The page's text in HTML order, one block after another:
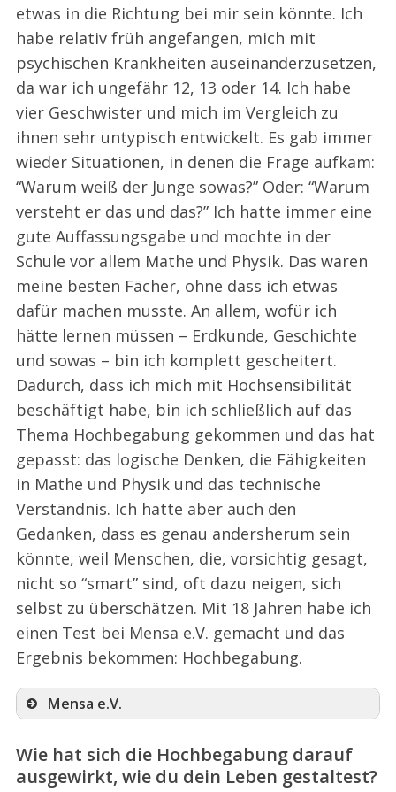
etwas in die Richtung bei mir sein könnte. Ich
habe relativ früh angefangen, mich mit
psychischen Krankheiten auseinanderzusetzen,
da war ich ungefähr 12, 13 oder 14. Ich habe
vier Geschwister und mich im Vergleich zu
ihnen sehr untypisch entwickelt. Es gab immer
wieder Situationen, in denen die Frage aufkam:
“Warum weiß der Junge sowas?” Oder: “Warum
versteht er das und das?” Ich hatte immer eine
gute Auffassungsgabe und mochte in der
Schule vor allem Mathe und Physik. Das waren
meine besten Fächer, ohne dass ich etwas
dafür machen musste. An allem, wofür ich
hätte lernen müssen – Erdkunde, Geschichte
und sowas – bin ich komplett gescheitert.
Dadurch, dass ich mich mit Hochsensibilität
beschäftigt habe, bin ich schließlich auf das
Thema Hochbegabung gekommen und das hat
gepasst: das logische Denken, die Fähigkeiten
in Mathe und Physik und das technische
Verständnis. Ich hatte aber auch den
Gedanken, dass es genau andersherum sein
könnte, weil Menschen, die, vorsichtig gesagt,
nicht so “smart” sind, oft dazu neigen, sich
selbst zu überschätzen. Mit 18 Jahren habe ich
einen Test bei Mensa e.V. gemacht und das
Ergebnis bekommen: Hochbegabung.
Mensa e.V.
Wie hat sich die Hochbegabung darauf
ausgewirkt, wie du dein Leben gestaltest?